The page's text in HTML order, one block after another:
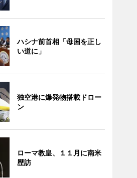
ハシナ前首相「母国を正し
い道に」
独空港に爆発物搭載ドロー
ン
ローマ教皇、１１月に南米
歴訪